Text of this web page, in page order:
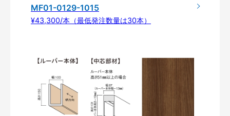
MF01-0129-1015
¥43,300/本（最低発注数量は30本）